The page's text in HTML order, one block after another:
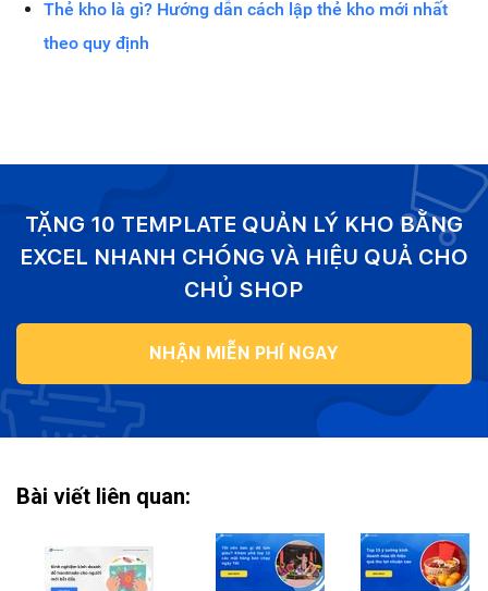
Thẻ kho là gì? Hướng dẫn cách lập thẻ kho mới nhất
theo quy định
TẶNG 10 TEMPLATE QUẢN LÝ KHO BẰNG
EXCEL NHANH CHÓNG VÀ HIỆU QUẢ CHO
CHỦ SHOP
NHẬN MIỄN PHÍ NGAY
Bài viết liên quan: